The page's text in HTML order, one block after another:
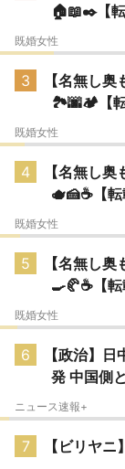
🏠️📖✒️【転
既婚女性
3
【名無し
🏞️🌆🏕️【転
既婚女性
4
【名無し
🫖🍰☕【転
既婚女性
5
【名無し
🍳🥐☕【転
既婚女性
6
【政治】
発 中国側
ニュース速報+
7 【ビリヤ